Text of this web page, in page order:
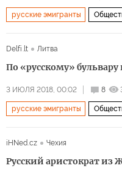
русские эмигранты
Delfi.lt
Литва
По «русскому»
3 ИЮЛЯ 2018, 00:02 8
русские эмигранты
iHNed.cz
Чехия
Русский аристократ из